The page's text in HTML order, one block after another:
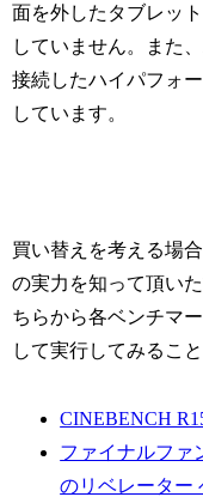
面を外したタブレッ
していません。また
接続したハイパフォ
しています。
買い替えを考える場
の実力を知って頂い
ちらから各ベンチマ
して実行してみるこ
CINEBENCH
ファイナルファ
のリベレーター